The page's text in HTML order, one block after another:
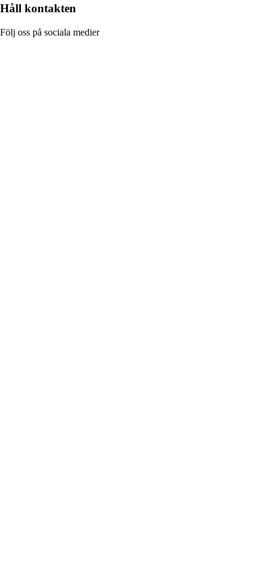
Håll kontakten
Följ oss på sociala medier